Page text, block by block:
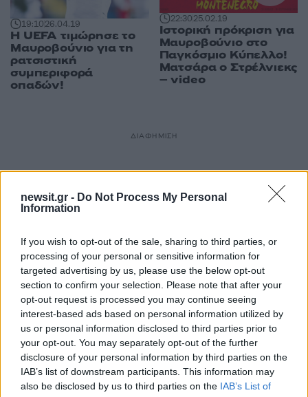
newsit.gr - Do Not Process My Personal
Information
If you wish to opt-out of the sale, sharing to third parties, or
processing of your personal or sensitive information for
targeted advertising by us, please use the below opt-out
section to confirm your selection. Please note that after your
opt-out request is processed you may continue seeing
interest-based ads based on personal information utilized by
us or personal information disclosed to third parties prior to
your opt-out. You may separately opt-out of the further
disclosure of your personal information by third parties on the
IAB’s list of downstream participants. This information may
also be disclosed by us to third parties on the IAB’s List of
19:1026.04.19
Η UEFA τιμώρησε το
Μαυροβούνιο για τη
ρατσιστική
συμπεριφορά
οπαδών!
22:3025.02.19
Ιστορική πρόκριση για
Μαυροβούνιο στο
Παγκόσμιο Κύπελλο!
Ματσάρα ο Στρέλνιεκς
– video
ΔΙΑΦΗΜΙΣΗ